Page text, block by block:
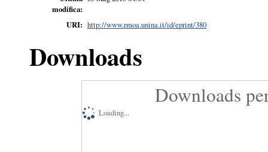
modifica:
URI: http://www.rmoa.unina.it/id/eprint/380
Downloads
Downloads
Loading...